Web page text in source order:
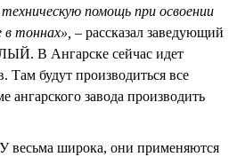
помощь при освоении
тоннах», – рассказал заведующий
В Ангарске сейчас идет
Там будут производиться все
завода производить
весьма широка, они применяются